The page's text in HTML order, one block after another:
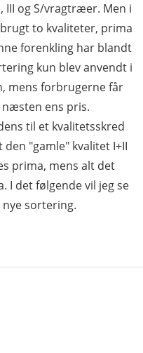
III og S/vragtræer. Men i
to kvaliteter, prima
forenkling har blandt
kun blev anvendt i
mens forbrugerne får
ens pris.
til et kvalitetsskred
"gamle" kvalitet I+II
prima, mens alt det
I det følgende vil jeg se
sortering.